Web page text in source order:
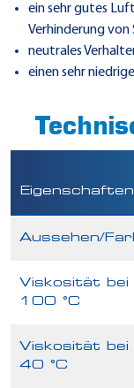
ein sehr gutes
Verhinderung von
neutrales
einen sehr
Eigenschaften
Aussehen/
Viskosität bei
100 °C
Viskosität bei
40 °C